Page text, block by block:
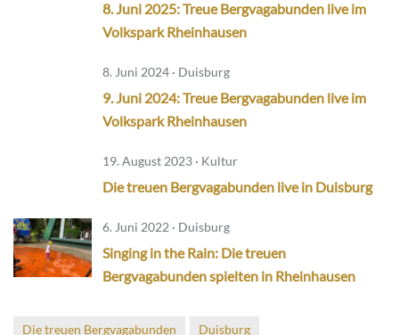
8. Juni 2025: Treue Bergvagabunden live im
Volkspark Rheinhausen
8. Juni 2024 · Duisburg
9. Juni 2024: Treue Bergvagabunden live im
Volkspark Rheinhausen
19. August 2023 · Kultur
Die treuen Bergvagabunden live in Duisburg
6. Juni 2022 · Duisburg
Singing in the Rain: Die treuen
Bergvagabunden spielten in Rheinhausen
Die treuen Bergvagabunden Duisburg